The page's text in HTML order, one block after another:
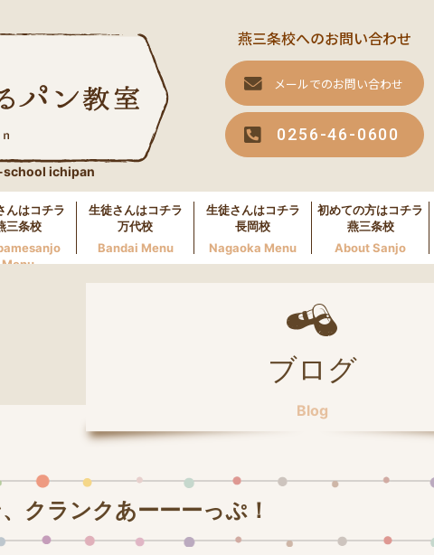
ichipan
燕三条校へのお問い合わせ
メールでのお問い合わせ
0256-46-0600
んはコチラ
三条校
Menu
生徒さんはコチラ
万代校
Bandai Menu
生徒さんはコチラ
長岡校
Nagaoka Menu
初めての方はコチラ
燕三条校
About Sanjo
ブログ
Blog
クランクあーーーっぷ！